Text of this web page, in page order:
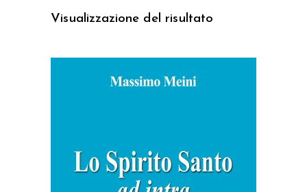
Visualizzazione del risultato